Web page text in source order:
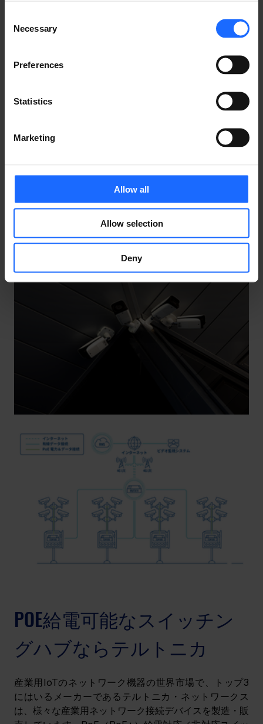
Selection
Necessary
Preferences
Statistics
Marketing
Allow all
Allow selection
Deny
敷地の様々な場所を監視するにあたり、電源コンセント
がない場所にカメラを設置する必要がある場合がありま
す。また、電源コンセントが設置できるスペースがあっ
たとしても、わざわざ工事をして配線を敷くのがベスト
数の電源コンセントが必要となり、結果的にコストが高
そのようなケースでこの防犯カメラの設置にあたり、
PoE給電機能を持つスイッチングハブは大変便利です。
PoE+スイッチ「TSW100」を併用することで課題を解
決することができました。
この事例についての詳細はこちら、もしくは下記トポロ
ジーをクリックしてご覧下さい。
POE給電可能なスイッチン
グハブならテルトニカ
産業用IoTのネットワーク機器の世界市場で、トップ3
にはいるメーカーであるテルトニカ・ネットワークス
は、様々な産業用ネットワーク接続デバイスを製造・販